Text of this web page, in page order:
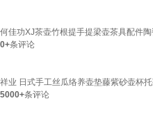
何佳功XJ茶壶竹根提手提梁壶茶具配件
0+条评论
祥业 日式手工丝瓜络养壶垫藤紫砂壶杯
5000+条评论